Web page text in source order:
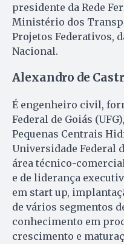
presidente da Rede
Ministério dos
Projetos Federativos,
Nacional.
Alexandro de
É engenheiro civil,
Federal de Goiás
Pequenas Centrais
Universidade Federal
área técnico-
e de liderança
em start up,
de vários segmentos
conhecimento em
crescimento e